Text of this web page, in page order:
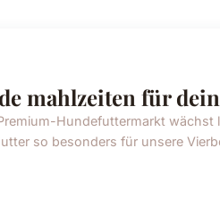
mahlzeiten für
Hundefuttermarkt wächst
so besonders für unsere